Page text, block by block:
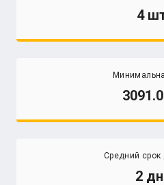
4
Средний срок
2